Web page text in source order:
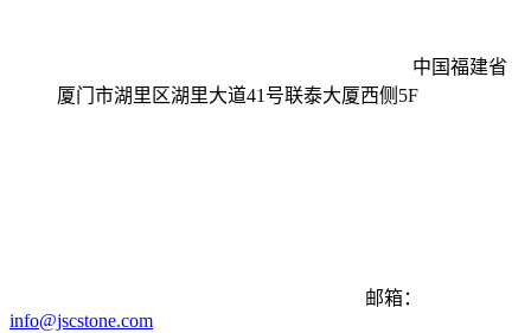
中国福建省
厦门市湖里区湖里大道41号联泰大厦西侧5F
邮箱：
info@jscstone.com